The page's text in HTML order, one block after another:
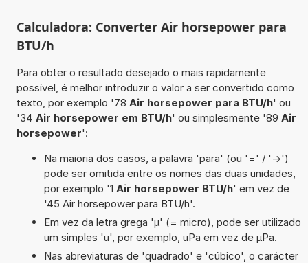
Calculadora: Converter Air horsepower para
BTU/h
Para obter o resultado desejado o mais rapidamente
possível, é melhor introduzir o valor a ser convertido como
texto, por exemplo '78 Air horsepower para BTU/h' ou
'34 Air horsepower em BTU/h' ou simplesmente '89 Air
horsepower':
Na maioria dos casos, a palavra 'para' (ou '=' / '->')
pode ser omitida entre os nomes das duas unidades,
por exemplo '1 Air horsepower BTU/h' em vez de
'45 Air horsepower para BTU/h'.
Em vez da letra grega 'µ' (= micro), pode ser utilizado
um simples 'u', por exemplo, uPa em vez de µPa.
Nas abreviaturas de 'quadrado' e 'cúbico', o carácter